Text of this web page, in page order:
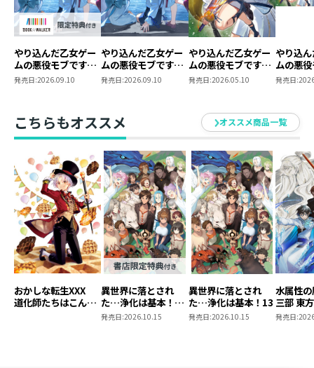
やり込んだ乙女ゲー
ムの悪役モブです
が、断罪は嫌なので
き】
発売日:2026.09.10
やり込んだ乙女ゲー
ムの悪役モブです
が、断罪は嫌なので
発売日:2026.09.10
やり込んだ乙女ゲー
ムの悪役モブです
が、断罪は嫌なので
発売日:2026.05.10
やり込
ムの悪
が、断
ミック
同時購
典SS付
発売日:
こちらもオススメ オススメ商品一覧
おかしな転生XXX
道化師たちはこんが
異世界に落とされ
た…浄化は基本！
13【ピッコマ限定
発売日:2026.10.15
異世界に落とされ
た…浄化は基本！13
発売日:2026.10.15
水属性
三部 東
発売日: